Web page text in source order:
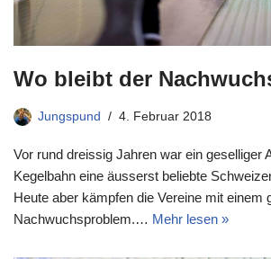
Wo bleibt der
Jungspund 4. Februar 2018
Vor rund dreissig Jahren war ein geselliger
Kegelbahn eine äusserst beliebte
Heute aber kämpfen die Vereine mit einem
Nachwuchsproblem.… Mehr lesen »